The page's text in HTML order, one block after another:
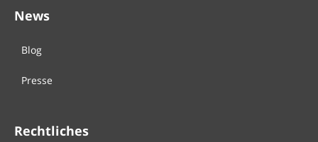
News
Blog
Presse
Rechtliches